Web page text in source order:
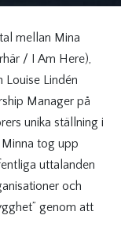
mellan Mina
/ I Am Here),
Louise Lindén
Manager på
unika ställning i
tog upp
uttalanden
och
genom att